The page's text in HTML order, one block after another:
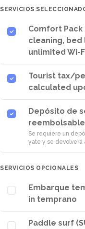
SERVICIOS
Comfort
cleaning, bed
unlimited Wi-
Tourist tax/
calculated
Depósito de
reembolsable
Se requiere un
yate y se devolverá
SERVICIOS OPCIONALES
Embarque
in temprano
Paddle surf